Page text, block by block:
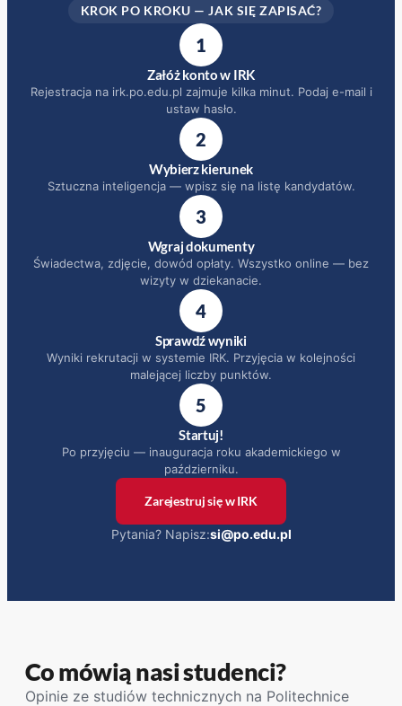
KROK PO KROKU — JAK SIĘ ZAPISAĆ?
1
Załóż konto w IRK
Rejestracja na irk.po.edu.pl zajmuje kilka minut. Podaj e-mail i
ustaw hasło.
2
Wybierz kierunek
Sztuczna inteligencja — wpisz się na listę kandydatów.
3
Wgraj dokumenty
Świadectwa, zdjęcie, dowód opłaty. Wszystko online — bez
wizyty w dziekanacie.
4
Sprawdź wyniki
Wyniki rekrutacji w systemie IRK. Przyjęcia w kolejności
malejącej liczby punktów.
5
Startuj!
Po przyjęciu — inauguracja roku akademickiego w
październiku.
Zarejestruj się w IRK(otwiera się w nowym oknie)
Pytania? Napisz:si@po.edu.pl
Co mówią nasi studenci?
Opinie ze studiów technicznych na Politechnice